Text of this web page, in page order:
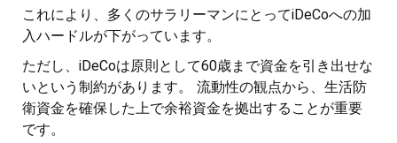
これにより、多くのサラリーマンにとってiDeCoへの加
入ハードルが下がっています。
ただし、iDeCoは原則として60歳まで資金を引き出せな
いという制約があります。 流動性の観点から、生活防
衛資金を確保した上で余裕資金を拠出することが重要
です。